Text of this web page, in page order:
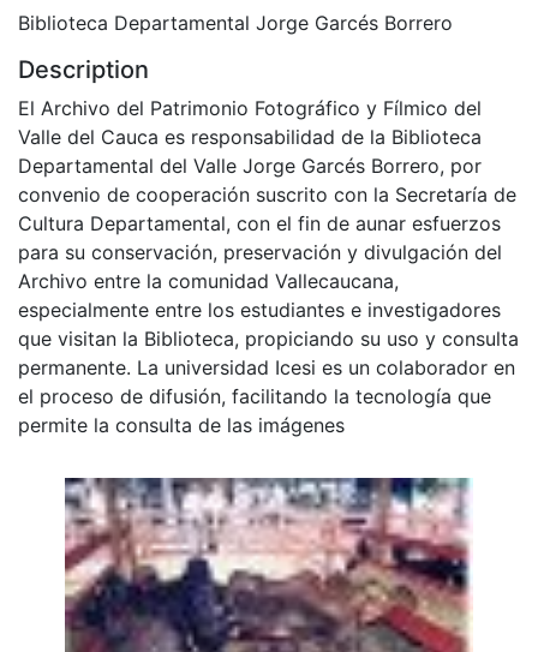
Biblioteca Departamental Jorge Garcés Borrero
Description
El Archivo del Patrimonio Fotográfico y Fílmico del
Valle del Cauca es responsabilidad de la Biblioteca
Departamental del Valle Jorge Garcés Borrero, por
convenio de cooperación suscrito con la Secretaría de
Cultura Departamental, con el fin de aunar esfuerzos
para su conservación, preservación y divulgación del
Archivo entre la comunidad Vallecaucana,
especialmente entre los estudiantes e investigadores
que visitan la Biblioteca, propiciando su uso y consulta
permanente. La universidad Icesi es un colaborador en
el proceso de difusión, facilitando la tecnología que
permite la consulta de las imágenes